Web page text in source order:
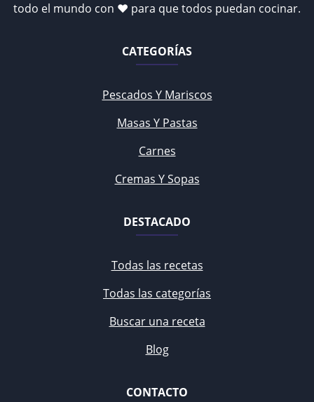
todo el mundo con ♥ para que todos puedan cocinar.
CATEGORÍAS
Pescados Y Mariscos
Masas Y Pastas
Carnes
Cremas Y Sopas
DESTACADO
Todas las recetas
Todas las categorías
Buscar una receta
Blog
CONTACTO